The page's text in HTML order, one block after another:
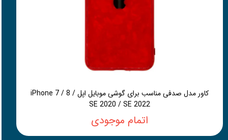
کاور مدل صدفی مناسب برای گوشی موبایل اپل iPhone 7 / 8 /
SE 2020 / SE 2022
اتمام موجودی